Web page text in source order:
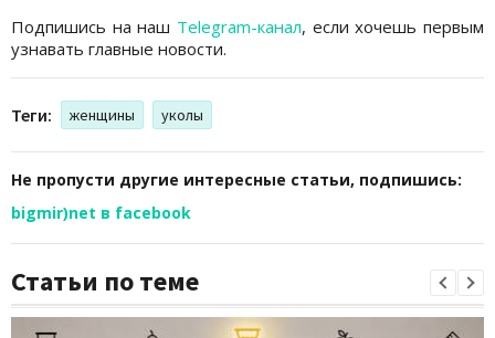
Подпишись на наш Telegram-канал, если хочешь первым
узнавать главные новости.
Теги: женщины уколы
Не пропусти другие интересные статьи, подпишись:
bigmir)net в facebook
Статьи по теме